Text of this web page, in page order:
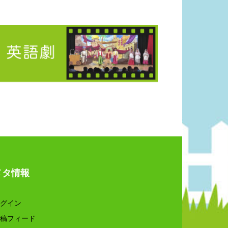
タ情報
イン
フィード